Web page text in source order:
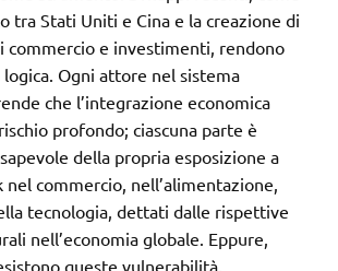
tra Stati Uniti e Cina e la creazione di
commercio e investimenti, rendono
Ogni attore nel sistema
che l’integrazione economica
profondo; ciascuna parte è
della propria esposizione a
nel commercio, nell’alimentazione,
tecnologia, dettati dalle rispettive
nell’economia globale. Eppure,
queste vulnerabilità,